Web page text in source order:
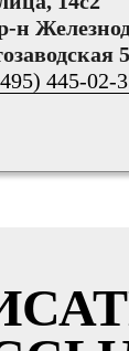
н
445-02-